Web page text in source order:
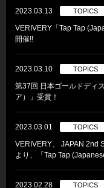
2023.03.13 TOPICS
VERIVERY「Tap Tap
開催!!
2023.03.10 TOPICS
第37回 日本ゴールドディ
ア）」受賞！
2023.03.01 TOPICS
VERIVERY、 JAPAN 2nd
より、「Tap Tap
2023.02.28 TOPICS